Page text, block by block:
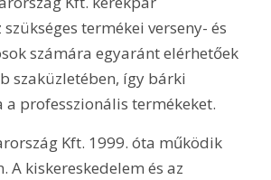
termékei verseny- és
számára egyaránt elérhetőek
szaküzletében, így bárki
professzionális termékeket.
A kiskereskedelem és az